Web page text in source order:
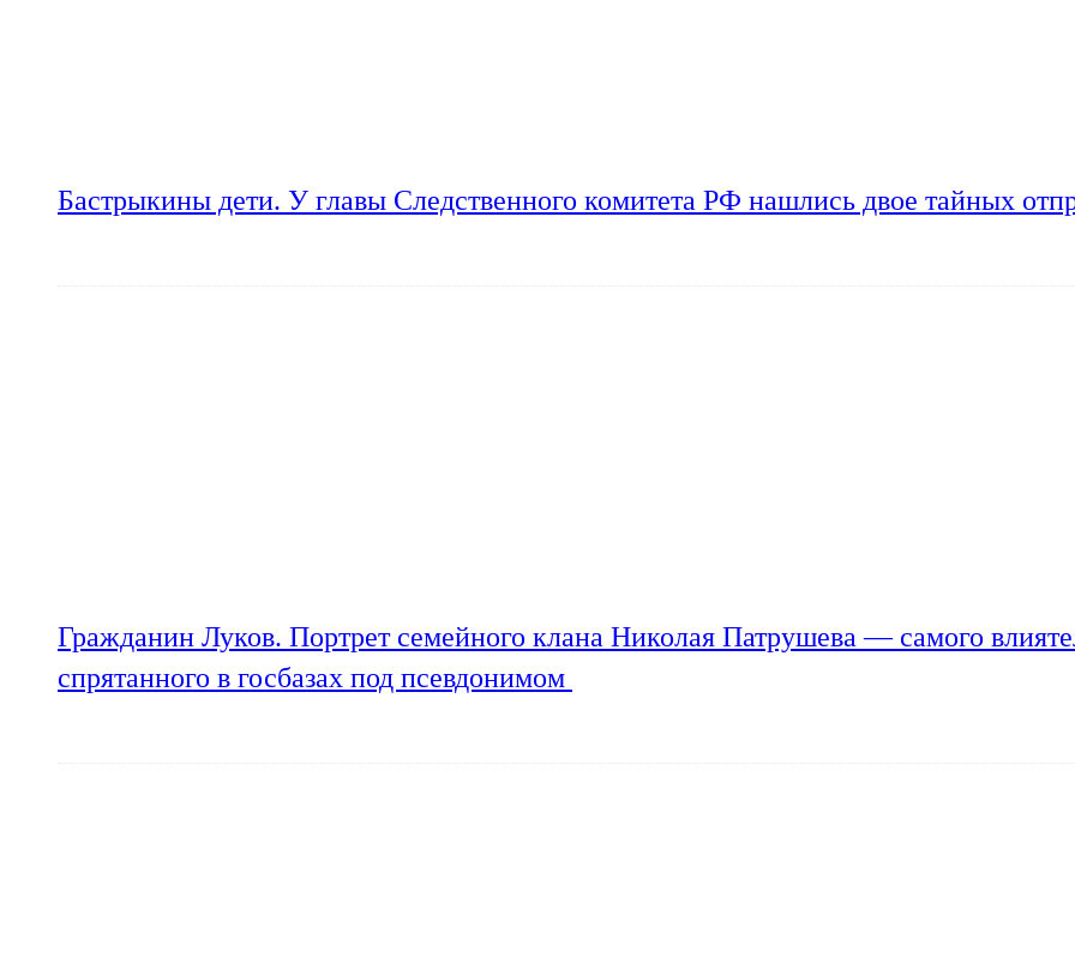
Бастрыкины дети. У главы Следственного комитета РФ нашлись двое тайных
Гражданин Луков. Портрет семейного клана Николая Патрушева — самого
спрятанного в госбазах под псевдонимом